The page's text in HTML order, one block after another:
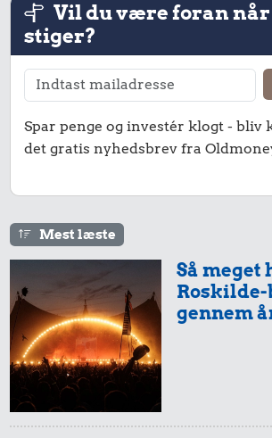
Vil du være foran
stiger?
Spar penge og investér klogt - bliv
det gratis nyhedsbrev fra
Mest læste
Så meget
gennem